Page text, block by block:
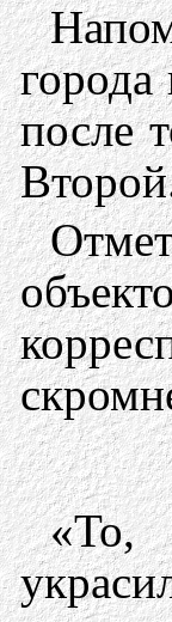
после
«То,